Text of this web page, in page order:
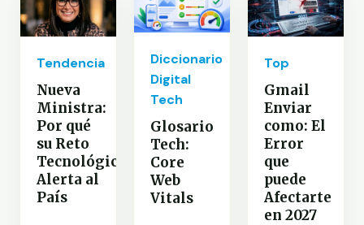
Tendencia
Nueva
Ministra:
Por qué
su Reto
Tecnológico
Alerta al
País
Diccionario
Digital
Tech
Glosario
Tech:
Core
Web
Vitals
Top
Gmail
Enviar
como: El
Error
que
puede
Afectarte
en 2027